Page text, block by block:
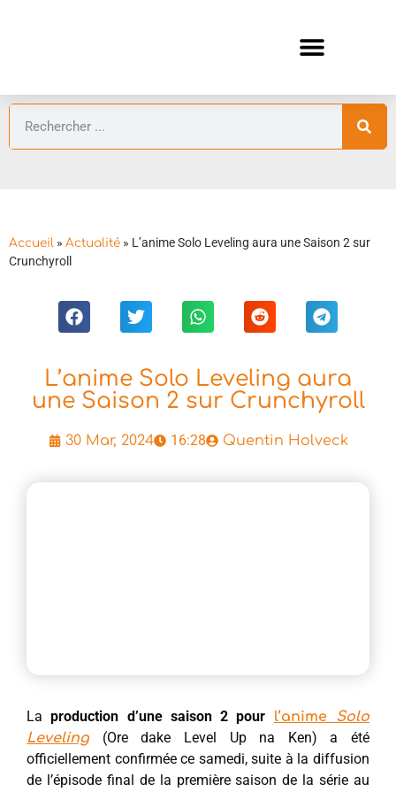
Accueil » Actualité » L’anime Solo Leveling aura une Saison 2 sur
Crunchyroll
L’anime Solo Leveling aura
une Saison 2 sur Crunchyroll
30 Mar, 2024 16:28 Quentin Holveck
Laproduction d’une saison 2 pour l’anime Solo
Leveling (Ore dake Level Up na Ken) a été
officiellement confirmée ce samedi, suite à la diffusion
de l’épisode final de la première saison de la série au